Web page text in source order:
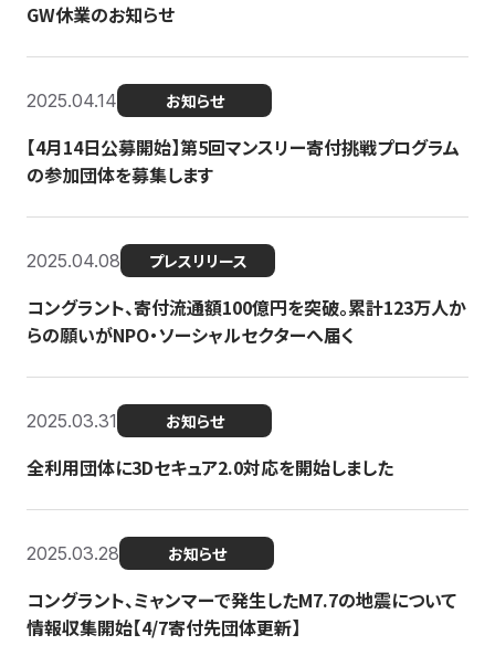
GW休業のお知らせ
2025.04.14 お知らせ
【4月14日公募開始】第5回マンスリー寄付挑戦プログラム
の参加団体を募集します
2025.04.08 プレスリリース
コングラント、寄付流通額100億円を突破。累計123万人か
らの願いがNPO・ソーシャルセクターへ届く
2025.03.31 お知らせ
全利用団体に3Dセキュア2.0対応を開始しました
2025.03.28 お知らせ
コングラント、ミャンマーで発生したM7.7の地震について
情報収集開始【4/7寄付先団体更新】